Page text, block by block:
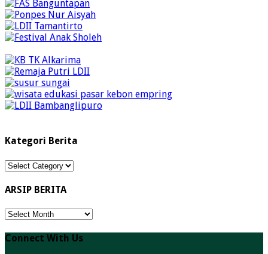
Kategori Berita
Kategori
ARSIP BERITA
ARSIP
Connect With Us